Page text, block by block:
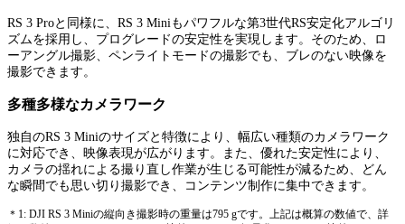
RS 3 Proと同様に、RS 3 Miniもパワフルな第3世代RS安定化アルゴリ
ズムを採用し、プログレードの安定性を実現します。そのため、ロ
ーアングル撮影、ペンライトモードの撮影でも、ブレのない映像を
撮影できます。
多種多様なカメラワーク
独自のRS 3 Miniのサイズと特徴により、幅広い種類のカメラワーク
に対応でき、映像表現が広がります。また、優れた安定性により、
カメラの揺れによる撮り直し作業が生じる可能性が減るため、どん
な瞬間でも思い切り撮影でき、コンテンツ制作に集中できます。
＊1: DJI RS 3 Miniの縦向き撮影時の重量は795 gです。上記は概算の数値で、詳